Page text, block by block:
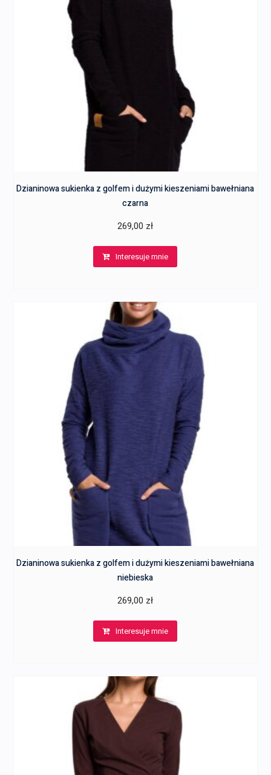
Dzianinowa sukienka z golfem i dużymi kieszeniami bawełniana
czarna
269,00 zł
Interesuje mnie
Dzianinowa sukienka z golfem i dużymi kieszeniami bawełniana
niebieska
269,00 zł
Interesuje mnie